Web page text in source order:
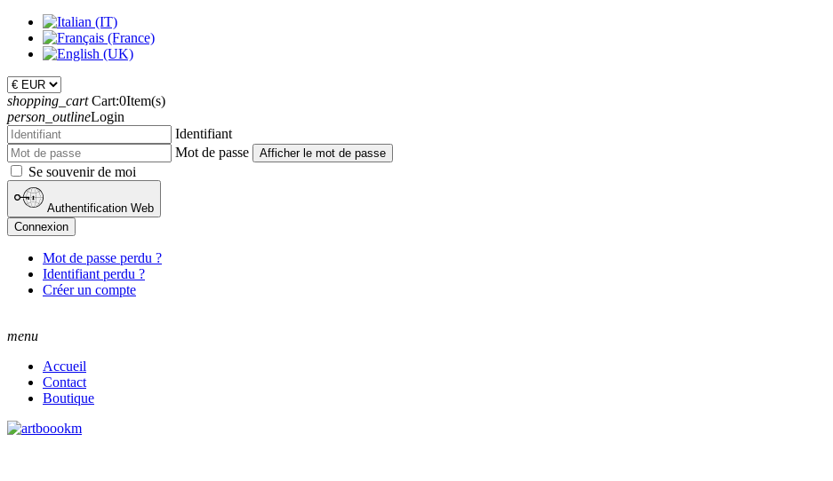
shopping_cart Cart:0Item(s)
person_outlineLogin
Identifiant
Mot de passe
Afficher le mot de passe
Se souvenir de moi
Authentification Web
Connexion
Mot de passe perdu ?
Identifiant perdu ?
Créer un compte
menu
Accueil
Contact
Boutique